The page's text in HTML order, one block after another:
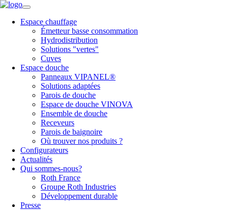
Espace chauffage
Émetteur basse consommation
Hydrodistribution
Solutions "vertes"
Cuves
Espace douche
Panneaux VIPANEL®
Solutions adaptées
Parois de douche
Espace de douche VINOVA
Ensemble de douche
Receveurs
Parois de baignoire
Où trouver nos produits ?
Configurateurs
Actualités
Qui sommes-nous?
Roth France
Groupe Roth Industries
Développement durable
Presse